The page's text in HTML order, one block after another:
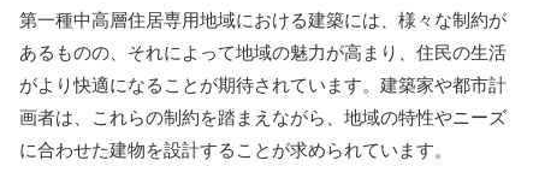
第一種中高層住居専用地域における建築には、様々な制約が
あるものの、それによって地域の魅力が高まり、住民の生活
がより快適になることが期待されています。建築家や都市計
画者は、これらの制約を踏まえながら、地域の特性やニーズ
に合わせた建物を設計することが求められています。